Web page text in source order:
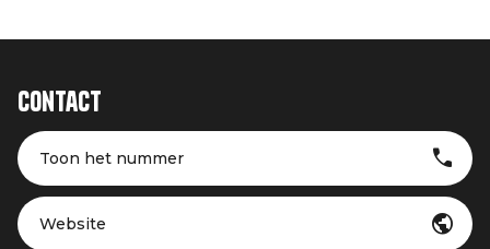
Contact
Toon het nummer
Website